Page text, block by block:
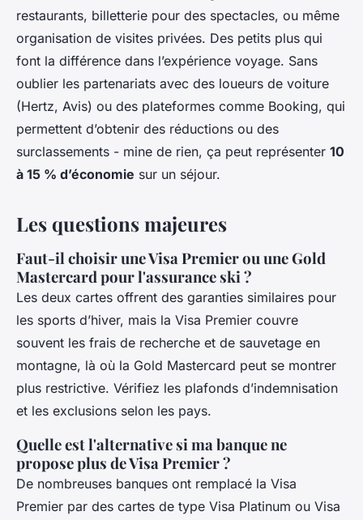
restaurants, billetterie pour des spectacles, ou même
organisation de visites privées. Des petits plus qui
font la différence dans l’expérience voyage. Sans
oublier les partenariats avec des loueurs de voiture
(Hertz, Avis) ou des plateformes comme Booking, qui
permettent d’obtenir des réductions ou des
surclassements - mine de rien, ça peut représenter 10
à 15 % d’économie sur un séjour.
Les questions majeures
Faut-il choisir une Visa Premier ou une Gold
Mastercard pour l'assurance ski ?
Les deux cartes offrent des garanties similaires pour
les sports d’hiver, mais la Visa Premier couvre
souvent les frais de recherche et de sauvetage en
montagne, là où la Gold Mastercard peut se montrer
plus restrictive. Vérifiez les plafonds d’indemnisation
et les exclusions selon les pays.
Quelle est l'alternative si ma banque ne
propose plus de Visa Premier ?
De nombreuses banques ont remplacé la Visa
Premier par des cartes de type Visa Platinum ou Visa